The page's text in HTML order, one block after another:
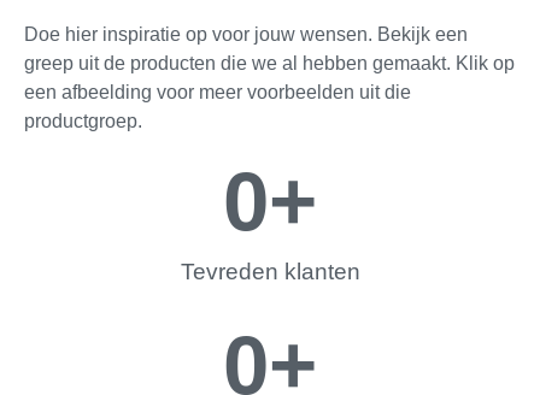
Doe hier inspiratie op voor jouw wensen. Bekijk een
greep uit de producten die we al hebben gemaakt. Klik op
een afbeelding voor meer voorbeelden uit die
productgroep.
Tevreden klanten
0+
0+